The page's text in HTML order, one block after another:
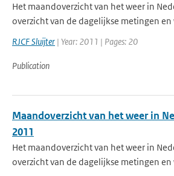
Het maandoverzicht van het weer in
overzicht van de dagelijkse metingen en
RJCF Sluijter | Year: 2011 | Pages: 20
Publication
Maandoverzicht van het weer in
2011
Het maandoverzicht van het weer in
overzicht van de dagelijkse metingen en